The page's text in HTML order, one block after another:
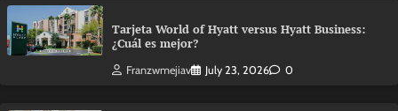
Tarjeta World of Hyatt versus Hyatt Business:
¿Cuál es mejor?
Franzwmejiav July 23, 2026 0